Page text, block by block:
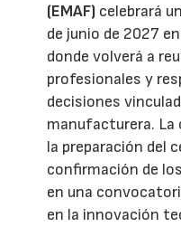
(EMAF) celebrará
de junio de 2027
donde volverá a
profesionales y
decisiones
manufacturera. La
la preparación del
confirmación de
en una
en la innovación